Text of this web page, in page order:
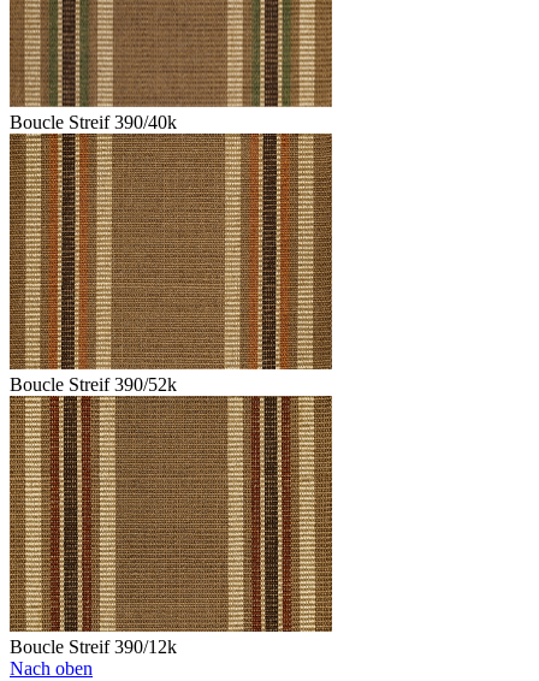
Boucle Streif 390/40k
Boucle Streif 390/52k
Boucle Streif 390/12k
Nach oben